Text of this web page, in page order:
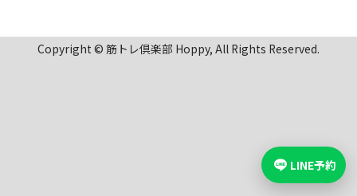
Copyright © 筋トレ倶楽部 Hoppy, All Rights Reserved.
LINE予約